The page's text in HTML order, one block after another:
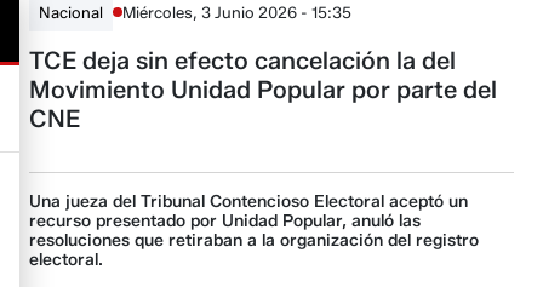
Nacional Miércoles, 3 Junio 2026 - 15:35
TCE deja sin efecto cancelación la del
Movimiento Unidad Popular por parte del
CNE
Una jueza del Tribunal Contencioso Electoral aceptó un
recurso presentado por Unidad Popular, anuló las
resoluciones que retiraban a la organización del registro
electoral.